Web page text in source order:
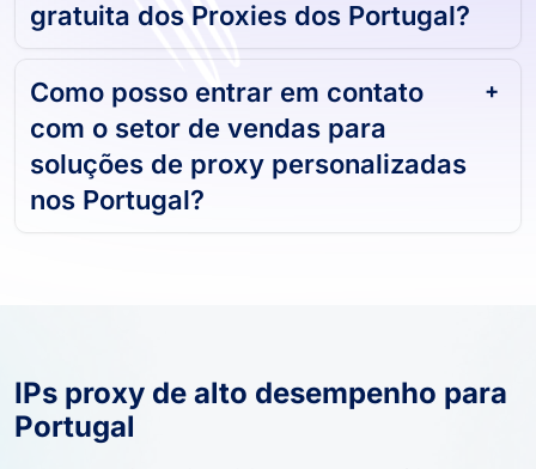
gratuita dos Proxies dos Portugal?
Como posso entrar em contato
com o setor de vendas para
soluções de proxy personalizadas
nos Portugal?
IPs proxy de alto desempenho para
Portugal